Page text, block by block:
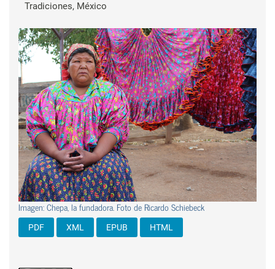
Tradiciones, México
Barra lateral del artículo
Imagen: Chepa, la fundadora. Foto de Ricardo Schiebeck
PDF XML EPUB HTML